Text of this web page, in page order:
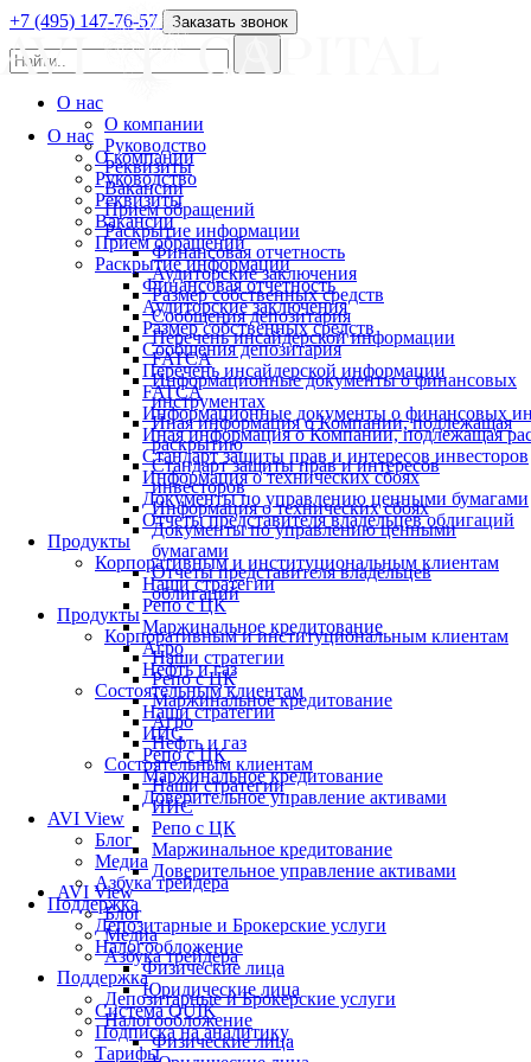
О нас
О компании
Руководство
Реквизиты
Вакансии
Прием обращений
Раскрытие информации
Финансовая отчетность
Аудиторские заключения
Размер собственных средств
Сообщения депозитария
Перечень инсайдерской информации
FATCA
Информационные документы о финансовых
Иная информация о Компании, подлежащая
Стандарт защиты прав и интересов инвесторов
Информация о технических сбоях
Документы по управлению ценными бумагами
Отчеты представителя владельцев облигаций
Продукты
Корпоративным и институциональным клиентам
Наши стратегии
Репо с ЦК
Маржинальное кредитование
Агро
Нефть и газ
Состоятельным клиентам
Наши стратегии
ИИС
Репо с ЦК
Маржинальное кредитование
Доверительное управление активами
AVI View
Блог
Медиа
Азбука трейдера
Поддержка
Депозитарные и Брокерские услуги
Налогообложение
Физические лица
Юридические лица
Система QUIK
Подписка на аналитику
Тарифы
+7 (495) 147-76-57 Заказать звонок
О нас
О компании
Руководство
Реквизиты
Вакансии
Прием обращений
Раскрытие информации
Финансовая отчетность
Аудиторские заключения
Размер собственных средств
Сообщения депозитария
Перечень инсайдерской информации
FATCA
Информационные документы о финансовых
инструментах
Иная информация о Компании, подлежащая
раскрытию
Стандарт защиты прав и интересов
инвесторов
Информация о технических сбоях
Документы по управлению ценными
бумагами
Отчеты представителя владельцев
облигаций
Продукты
Корпоративным и институциональным клиентам
Наши стратегии
Репо с ЦК
Маржинальное кредитование
Агро
Нефть и газ
Состоятельным клиентам
Наши стратегии
ИИС
Репо с ЦК
Маржинальное кредитование
Доверительное управление активами
AVI View
Блог
Медиа
Азбука трейдера
Поддержка
Депозитарные и Брокерские услуги
Налогообложение
Физические лица